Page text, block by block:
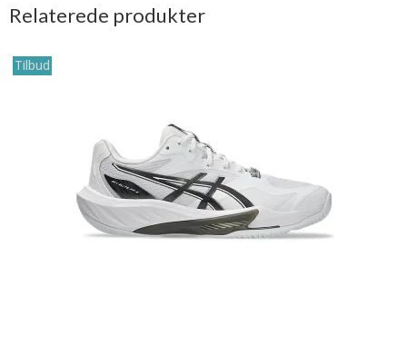
Relaterede produkter
Tilbud